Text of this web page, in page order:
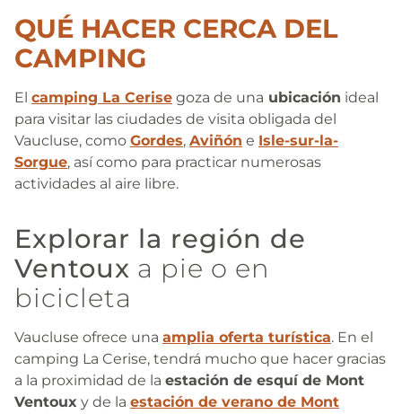
QUÉ HACER CERCA DEL
CAMPING
El camping La Cerise goza de una ubicación ideal
para visitar las ciudades de visita obligada del
Vaucluse, como Gordes, Aviñón e Isle-sur-la-
Sorgue, así como para practicar numerosas
actividades al aire libre.
Explorar la región de
Ventoux a pie o en
bicicleta
Vaucluse ofrece una amplia oferta turística. En el
camping La Cerise, tendrá mucho que hacer gracias
a la proximidad de la estación de esquí de Mont
Ventoux y de la estación de verano de Mont